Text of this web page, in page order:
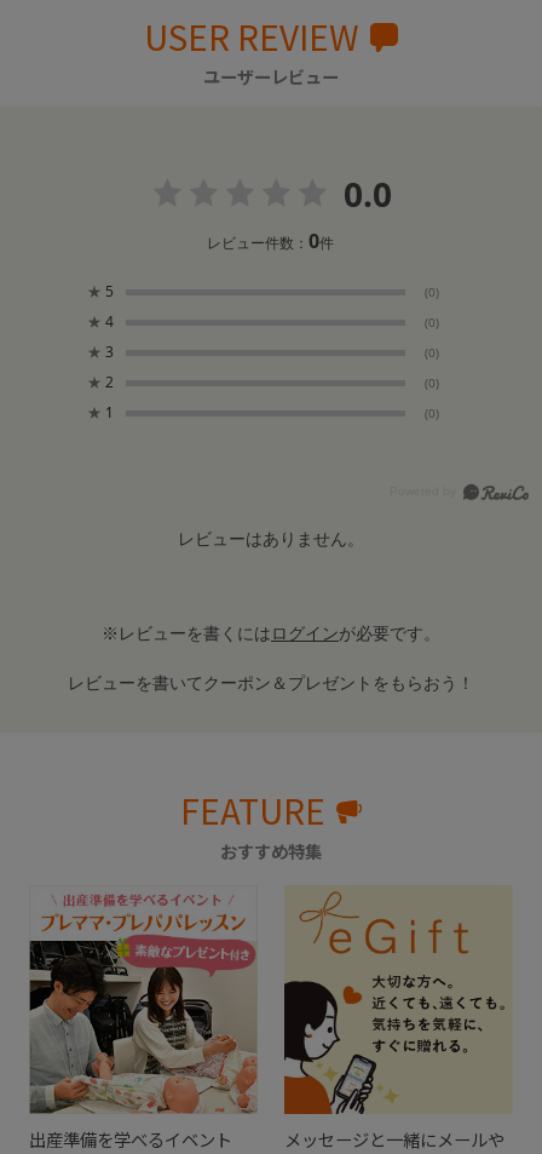
USER REVIEW
ユーザーレビュー
0.0
レビュー件数：0件
★ 5 (0)
★ 4 (0)
★ 3 (0)
★ 2 (0)
★ 1 (0)
レビューはありません。
※レビューを書くにはログインが必要です。
レビューを書いてクーポン＆プレゼントをもらおう！
FEATURE
おすすめ特集
出産準備を学べるイベント
メッセージと一緒にメールや